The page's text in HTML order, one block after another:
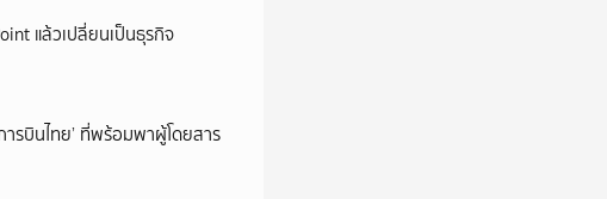
แล้วเปลี่ยนเป็นธุรกิจ
บินไทย’ ที่พร้อมพาผู้โดยสาร